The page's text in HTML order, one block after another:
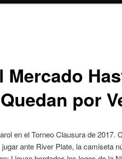
Mercado
por
en el Torneo Clausura de 2017.
ante River Plate, la camiseta